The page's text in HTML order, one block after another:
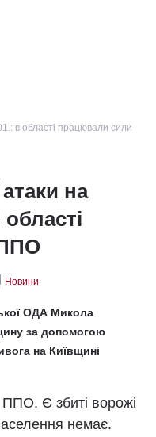
в області працювали сили
на
Новини
ОДА Микола
за допомогою
на Київщині
Є збиті ворожі
немає.